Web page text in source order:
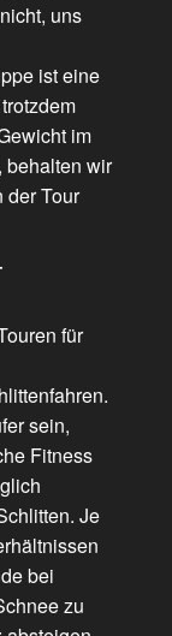
uns
ist eine
im
behalten wir
der Tour
für
sein,
Fitness
Je
bei
zu